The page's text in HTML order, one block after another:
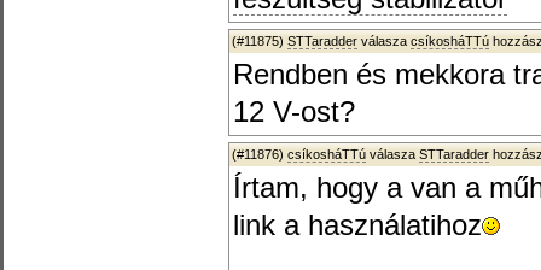
(#11875) STTaradder válasza csíkosháTTú
Rendben és mekkora
12 V-ost?
(#11876) csíkosháTTú válasza STTaradder
Írtam, hogy a van a
link a használatihoz